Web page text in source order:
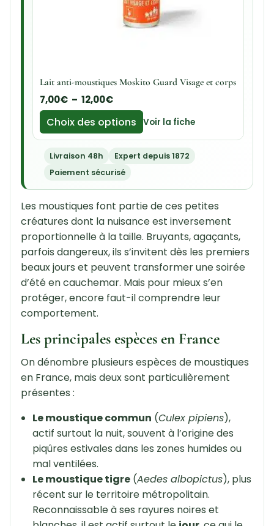
Lait anti-moustiques Moskito Guard Visage et corps
7,00€ – 12,00€
Choix des options Voir la fiche
Livraison 48h
Expert depuis 1872
Paiement sécurisé
Les moustiques font partie de ces petites
créatures dont la nuisance est inversement
proportionnelle à la taille. Bruyants, agaçants,
parfois dangereux, ils s’invitent dès les premiers
beaux jours et peuvent transformer une soirée
d’été en cauchemar. Mais pour mieux s’en
protéger, encore faut-il comprendre leur
comportement.
Les principales espèces en France
On dénombre plusieurs espèces de moustiques
en France, mais deux sont particulièrement
présentes :
Le moustique commun (Culex pipiens),
actif surtout la nuit, souvent à l’origine des
piqûres estivales dans les zones humides ou
mal ventilées.
Le moustique tigre(Aedes albopictus), plus
récent sur le territoire métropolitain.
Reconnaissable à ses rayures noires et